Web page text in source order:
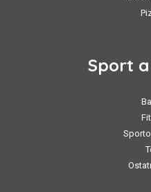
Sport